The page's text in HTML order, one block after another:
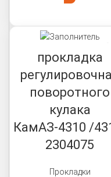
прокладка
поворотного
кулака
КамАЗ-4310 /
2304075
Прокладки